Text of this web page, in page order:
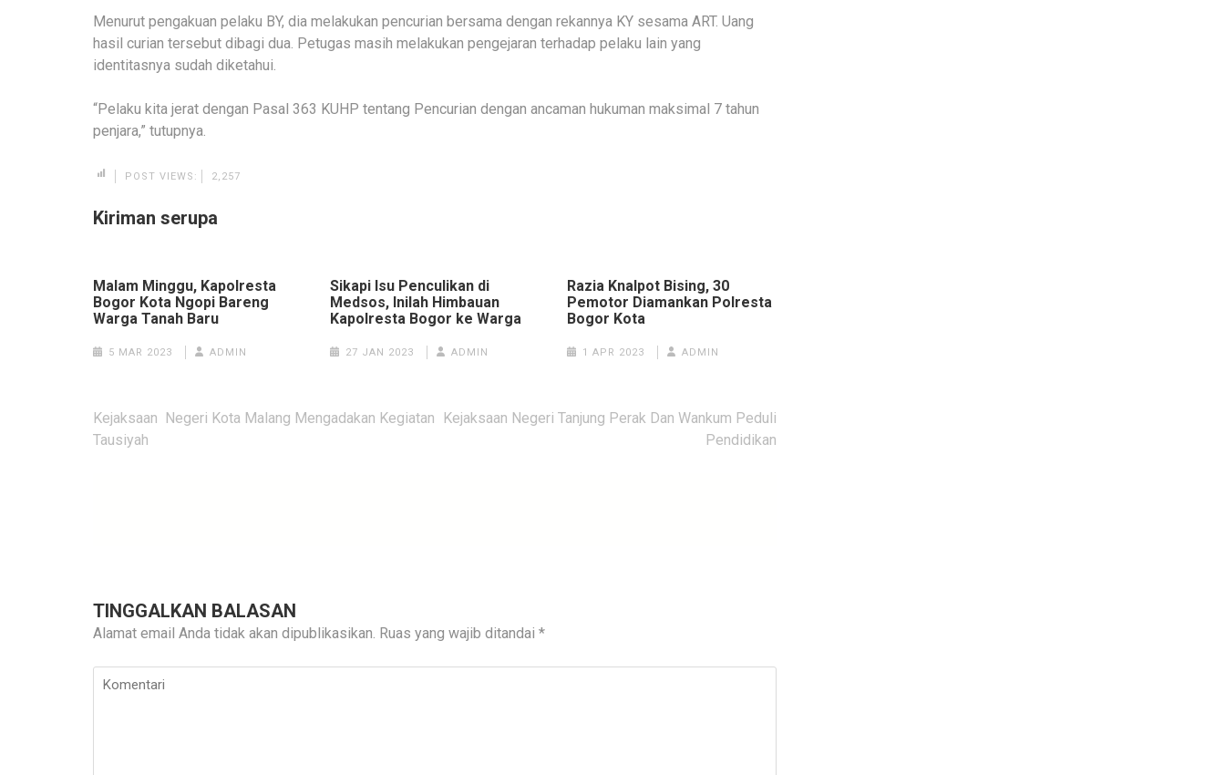
Menurut pengakuan pelaku BY, dia melakukan pencurian bersama dengan rekannya KY sesama ART. Uang
hasil curian tersebut dibagi dua. Petugas masih melakukan pengejaran terhadap pelaku lain yang
identitasnya sudah diketahui.
“Pelaku kita jerat dengan Pasal 363 KUHP tentang Pencurian dengan ancaman hukuman maksimal 7 tahun
penjara,” tutupnya.
POST VIEWS: 2,257
Kiriman serupa
Malam Minggu, Kapolresta
Bogor Kota Ngopi Bareng
Warga Tanah Baru
5 MAR 2023 ADMIN
Sikapi Isu Penculikan di
Medsos, Inilah Himbauan
Kapolresta Bogor ke Warga
27 JAN 2023 ADMIN
Razia Knalpot Bising, 30
Pemotor Diamankan Polresta
Bogor Kota
1 APR 2023 ADMIN
Navigasi
pos
Kejaksaan Negeri Kota Malang Mengadakan Kegiatan
Tausiyah
Kejaksaan Negeri Tanjung Perak Dan Wankum Peduli
Pendidikan
TINGGALKAN BALASAN
Alamat email Anda tidak akan dipublikasikan. Ruas yang wajib ditandai *
Komentari